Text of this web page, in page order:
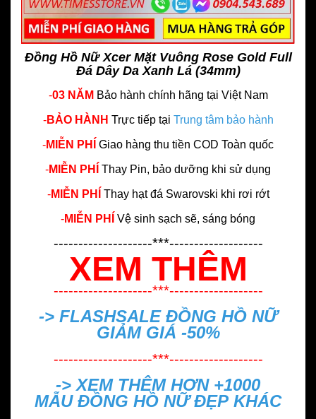
Đồng Hồ Nữ Xcer Mặt Vuông Rose Gold Full
Đá Dây Da Xanh Lá (34mm)
-03 NĂM Bảo hành chính hãng tại Việt Nam
-BẢO HÀNH Trực tiếp tại Trung tâm bảo hành
-MIỄN PHÍ Giao hàng thu tiền COD Toàn quốc
-MIỄN PHÍ Thay Pin, bảo dưỡng khi sử dụng
-MIỄN PHÍ Thay hạt đá Swarovski khi rơi rớt
-MIỄN PHÍ Vệ sinh sạch sẽ, sáng bóng
--------------------***-------------------
XEM THÊM
--------------------***-------------------
-> FLASHSALE ĐỒNG HỒ NỮ
GIẢM GIÁ -50%
--------------------***-------------------
-> XEM THÊM HƠN +1000
MẪU ĐỒNG HỒ NỮ ĐẸP KHÁC